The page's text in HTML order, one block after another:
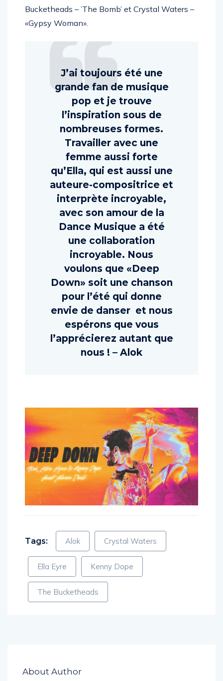
monstrueux classiques Dance :The
Bucketheads – ’The
J’ai toujours étéune
grande fan de musique
pop et je trouve
l’inspiration sous de
nombreuses formes.
Travailler avecune
femme aussi forte
qu’Ella, qui est aussiu ne
auteure-compositrice et
interprète incroyable,
avecson amour de la
Dance Musique a été
une collaboration
incroyable. Nous
voulons que «Deep
Down» soitune chanson
pour l’été qui donne
envie dedanser et nous
espérons que vous
l’apprécierez
autant
Alok Crystal Waters
Ella Eyre Kenny Dope
The Bucketheads